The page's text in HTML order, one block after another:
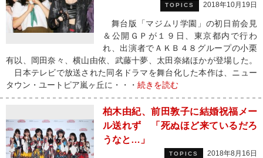
TOPICS 2018年10月19日
舞台版「マジムリ学園」の初日前会見
＆公開ＧＰが１９日、東京都内で行わ
れ、出演者でＡＫＢ４８グループの小栗
有以、岡田奈々、横山由依、武藤十夢、太田奈緒ほかが登場した。
日本テレビで放送された同名ドラマを舞台化した本作は、ニュー
タウン・ユートピア嵐ヶ丘に・・・ 続きを読む
柏木由紀、前田敦子に結婚祝福メー
ル送れず 「死ぬほど来ているだろ
うなと…」
TOPICS 2018年8月16日